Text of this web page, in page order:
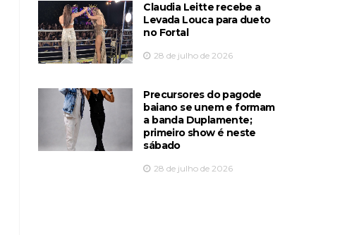
Claudia Leitte recebe a
Levada Louca para dueto
no Fortal
28 de julho de 2026
Precursores do pagode
baiano se unem e formam
a banda Duplamente;
primeiro show é neste
sábado
28 de julho de 2026